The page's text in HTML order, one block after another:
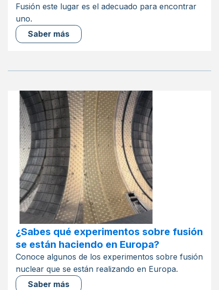
Fusión este lugar es el adecuado para encontrar
uno.
Saber más
¿Sabes qué experimentos sobre fusión
se están haciendo en Europa?
Conoce algunos de los experimentos sobre fusión
nuclear que se están realizando en Europa.
Saber más